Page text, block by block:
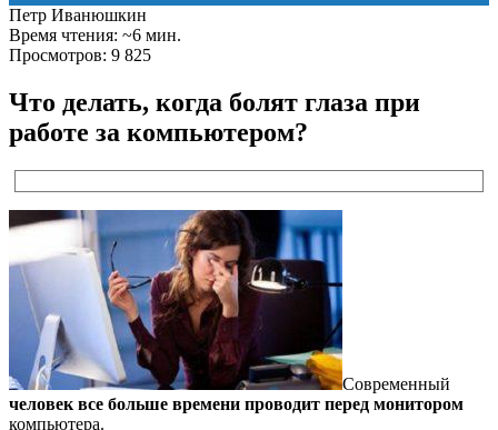
Петр Иванюшкин
Время чтения: ~6 мин.
Просмотров: 9 825
Что делать, когда болят глаза при
работе за компьютером?
Современный
человек все больше времени проводит перед монитором
компьютера.